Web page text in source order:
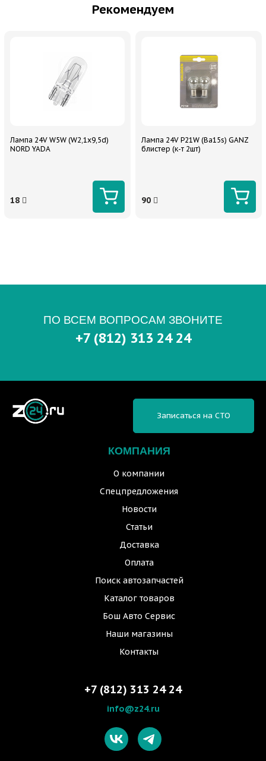
Рекомендуем
Лампа 24V W5W (W2,1x9,5d)
NORD YADA
18
Лампа 24V P21W (Ba15s) GANZ
блистер (к-т 2шт)
90
ПО ВСЕМ ВОПРОСАМ ЗВОНИТЕ
+7 (812) 313 24 24
КОМПАНИЯ
О компании
Спецпредложения
Новости
Статьи
Доставка
Оплата
Поиск автозапчастей
Каталог товаров
Бош Авто Сервис
Наши магазины
Контакты
Записаться на СТО
+7 (812) 313 24 24
info@z24.ru